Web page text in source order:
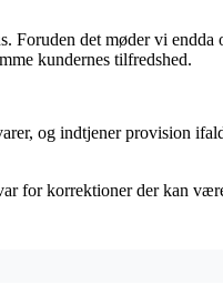
Foruden det møder vi
kundernes tilfredshed.
og indtjener provision
for korrektioner der kan